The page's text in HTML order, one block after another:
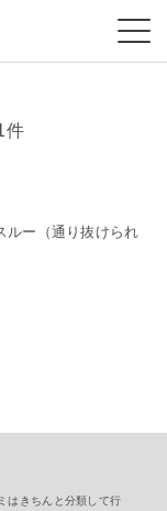
件
ルー（通り抜けられ
はきちんと分類して行